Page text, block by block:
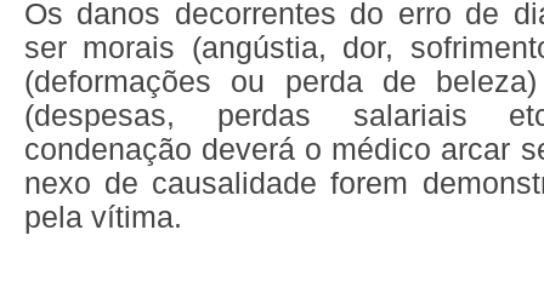
Os danos decorrentes do erro de
ser morais (angústia, dor,
(deformações ou perda de
(despesas, perdas salariais
condenação deverá o médico arcar
nexo de causalidade forem
pela vítima.